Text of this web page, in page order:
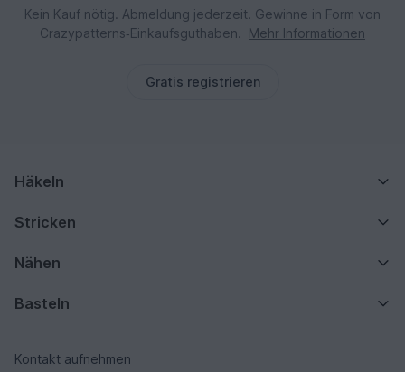
Kein Kauf nötig. Abmeldung jederzeit. Gewinne in Form von
Crazypatterns‑Einkaufsguthaben.
Mehr Informationen
Gratis registrieren
Häkeln
Stricken
Nähen
Basteln
Kontakt aufnehmen